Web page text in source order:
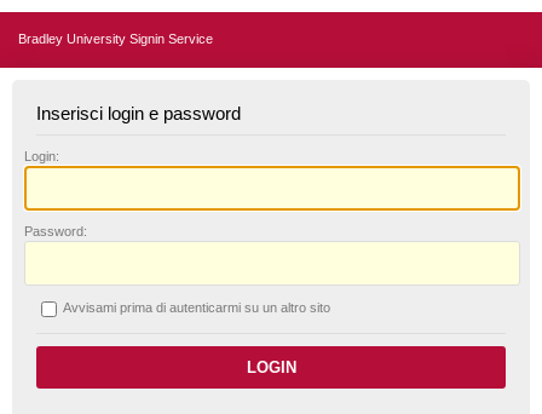
Bradley University Signin Service
Inserisci login e password
L ogin:
Password:
Avvisami prima di autenticarmi su un altro sito